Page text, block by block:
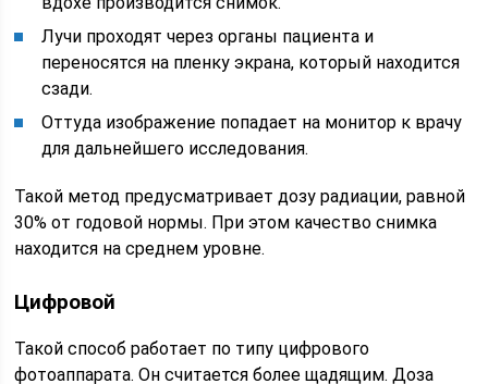
Лучи проходят через органы пациента и
переносятся на пленку экрана, который находится
сзади.
Оттуда изображение попадает на монитор к врачу
для дальнейшего исследования.
Такой метод предусматривает дозу радиации, равной
30% от годовой нормы. При этом качество снимка
находится на среднем уровне.
Цифровой
Такой способ работает по типу цифрового
фотоаппарата. Он считается более щадящим. Доза